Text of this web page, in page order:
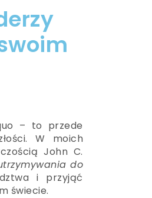
– to przede
W moich
John C.
do
i przyjąć
świecie.